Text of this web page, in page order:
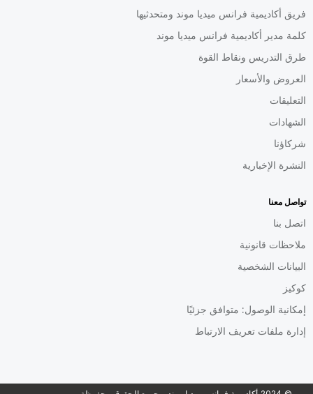
فريق أكاديمية فرانس ميديا موند ومتحدثيها
كلمة مدير أكاديمية فرانس ميديا موند
طرق التدريس ونقاط القوة
العروض والأسعار
التعليقات
الشهادات
شركاؤنا
النشرة الإخبارية
تواصل معنا
اتصل بنا
ملاحظات قانونية
البيانات الشخصية
كوكيز
إمكانية الوصول: متوافق جزئيًا
إدارة ملفات تعريف الارتباط